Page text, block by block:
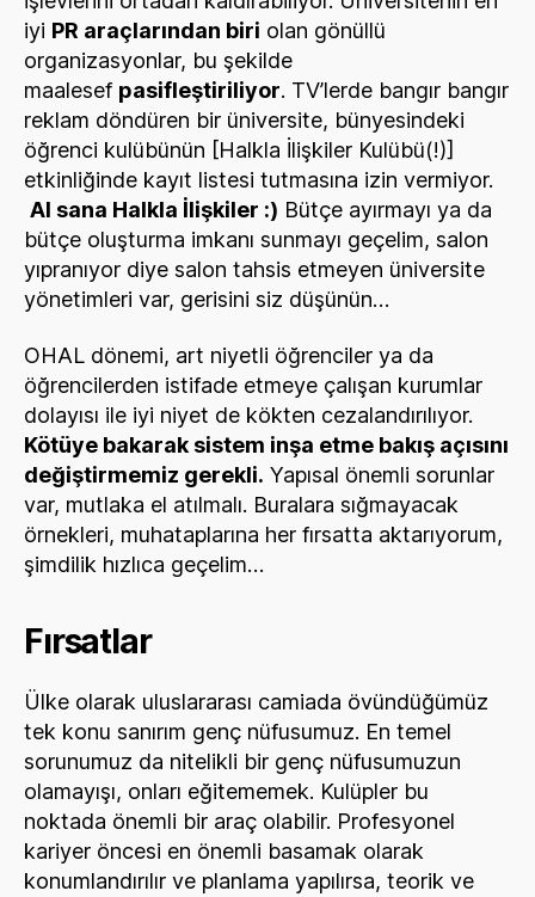
iyi PR araçlarından biri olan gönüllü
organizasyonlar, bu şekilde
maalesef pasifleştiriliyor. TV’lerde bangır bangır
reklam döndüren bir üniversite, bünyesindeki
öğrenci kulübünün [Halkla İlişkiler Kulübü(!)]
etkinliğinde kayıt listesi tutmasına izin vermiyor.
Al sana Halkla İlişkiler :) Bütçe ayırmayı ya da
bütçe oluşturma imkanı sunmayı geçelim, salon
yıpranıyor diye salon tahsis etmeyen üniversite
yönetimleri var, gerisini siz düşünün…
OHAL dönemi, art niyetli öğrenciler ya da
öğrencilerden istifade etmeye çalışan kurumlar
dolayısı ile iyi niyet de kökten cezalandırılıyor.
Kötüye bakarak sistem inşa etme bakış açısını
değiştirmemiz gerekli. Yapısal önemli sorunlar
var, mutlaka el atılmalı. Buralara sığmayacak
örnekleri, muhataplarına her fırsatta aktarıyorum,
şimdilik hızlıca geçelim…
Fırsatlar
Ülke olarak uluslararası camiada övündüğümüz
tek konu sanırım genç nüfusumuz. En temel
sorunumuz da nitelikli bir genç nüfusumuzun
olamayışı, onları eğitememek. Kulüpler bu
noktada önemli bir araç olabilir. Profesyonel
kariyer öncesi en önemli basamak olarak
konumlandırılır ve planlama yapılırsa, teorik ve